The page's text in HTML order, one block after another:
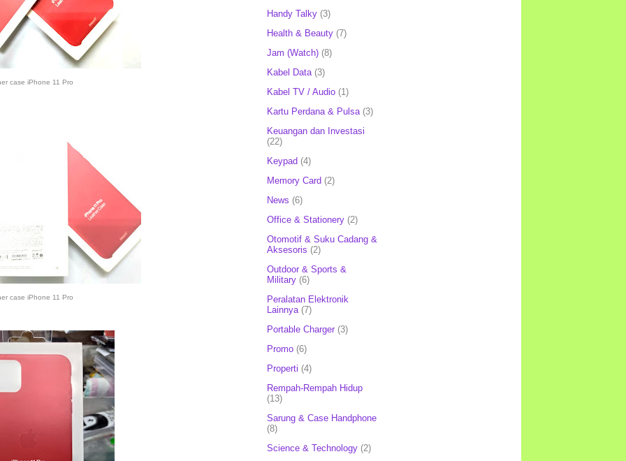
case iPhone 11 Pro
case iPhone 11 Pro
Handy Talky (3)
Health & Beauty (7)
Jam (Watch) (8)
Kabel Data (3)
Kabel TV / Audio (1)
Kartu Perdana & Pulsa (3)
Keuangan dan Investasi
(22)
Keypad (4)
Memory Card (2)
News (6)
Office & Stationery (2)
Otomotif & Suku Cadang &
Aksesoris (2)
Outdoor & Sports &
Military (6)
Peralatan Elektronik
Lainnya (7)
Portable Charger (3)
Promo (6)
Properti (4)
Rempah-Rempah Hidup
(13)
Sarung & Case Handphone
(8)
Science & Technology (2)